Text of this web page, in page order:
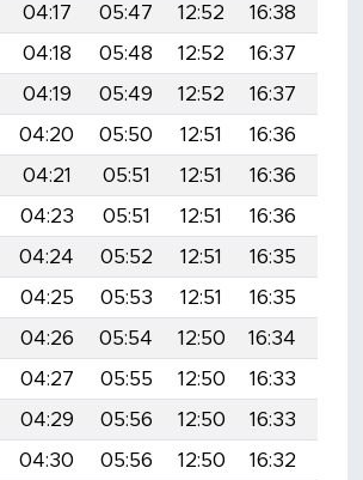
04:17 05:47 12:52 16:38
04:18 05:48 12:52 16:37
04:19 05:49 12:52 16:37
04:20 05:50 12:51 16:36
04:21 05:51 12:51 16:36
04:23 05:51 12:51 16:36
04:24 05:52 12:51 16:35
04:25 05:53 12:51 16:35
04:26 05:54 12:50 16:34
04:27 05:55 12:50 16:33
04:29 05:56 12:50 16:33
04:30 05:56 12:50 16:32